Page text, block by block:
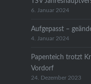
6. Januar 2024
Aufgepasst –
4. Januar 2024
Papenteich trotzt
Vordorf
24. Dezember 2023